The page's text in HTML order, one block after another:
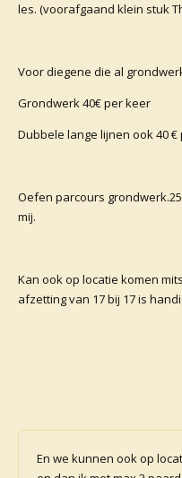
les. (voorafgaand klein stuk
Voor diegene die al
Grondwerk 40€ per keer
Dubbele lange lijnen ook 40
Oefen parcours
mij.
Kan ook op locatie komen
afzetting van 17 bij 17 is
En we kunnen ook op